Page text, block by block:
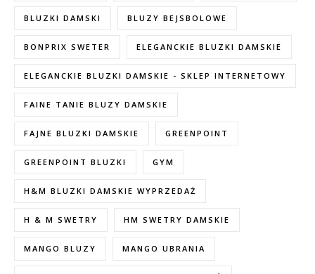
BLUZKI DAMSKI BLUZY BEJSBOLOWE
BONPRIX SWETER ELEGANCKIE BLUZKI DAMSKIE
ELEGANCKIE BLUZKI DAMSKIE - SKLEP INTERNETOWY
FAINE TANIE BLUZY DAMSKIE
FAJNE BLUZKI DAMSKIE GREENPOINT
GREENPOINT BLUZKI GYM
H&M BLUZKI DAMSKIE WYPRZEDAŻ
H & M SWETRY HM SWETRY DAMSKIE
MANGO BLUZY MANGO UBRANIA